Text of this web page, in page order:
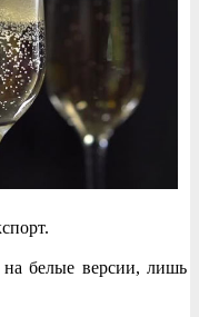
на белые версии, лишь